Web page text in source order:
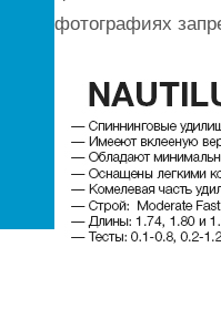
фотографиях